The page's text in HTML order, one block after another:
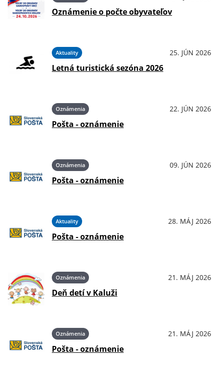
Oznámenie o počte obyvateľov
Aktuality 25. JÚN 2026
Letná turistická sezóna 2026
Oznámenia 22. JÚN 2026
Pošta - oznámenie
Oznámenia 09. JÚN 2026
Pošta - oznámenie
Aktuality 28. MÁJ 2026
Pošta - oznámenie
Oznámenia 21. MÁJ 2026
Deň detí v Kaluži
Oznámenia 21. MÁJ 2026
Pošta - oznámenie